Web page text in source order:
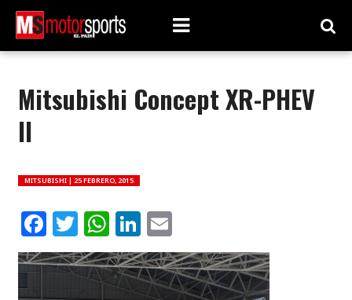
Mitsubishi Concept XR-PHEV
II
MITSUBISHI | 25 FEBRERO, 2015
Facebook
Twitter
WhatsApp
LinkedIn
Email